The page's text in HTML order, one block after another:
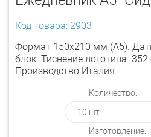
Код товара: 2903
Формат 150х210 мм (А5).
блок. Тиснение логотипа. 352
Производство Италия.
Количество:
Изготовление: